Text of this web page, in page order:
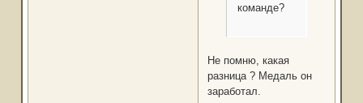
команде?
Не помню, какая
разница ? Медаль он
заработал.